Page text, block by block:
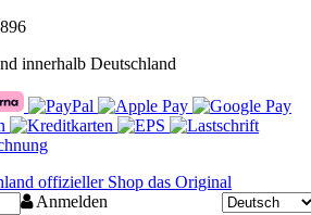
innerhalb Deutschland
Anmelden